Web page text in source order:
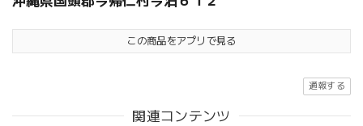
この商品をアプリで見る
通報する
関連コンテンツ